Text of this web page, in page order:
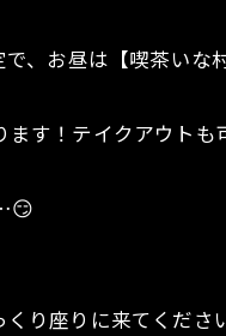
、お昼は【喫茶いな
す！テイクアウトも
り座りに来てくださ